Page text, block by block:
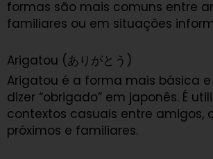
formas são mais comuns entre
familiares ou em situações
Arigatou (ありがとう)
Arigatou é a forma mais básica
dizer “obrigado” em japonês. É
contextos casuais entre amigos,
próximos e familiares.